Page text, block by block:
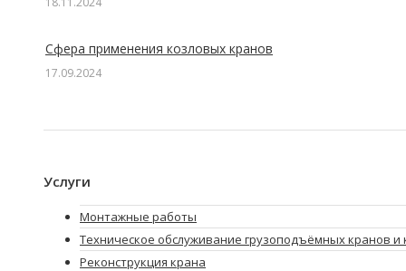
Сфера применения козловых кранов
17.09.2024
Услуги
Монтажные работы
Техническое обслуживание грузоподъёмных кранов и
Реконструкция крана